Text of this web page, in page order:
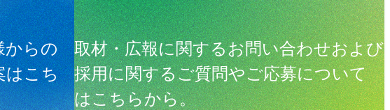
からの
はこち
取材・広報に関するお問い合わせおよび
採用に関するご質問やご応募について
はこちらから。